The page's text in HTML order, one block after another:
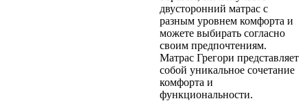
двусторонний матрас с
разным уровнем комфорта и
можете выбирать согласно
своим предпочтениям.
Матрас Грегори представляет
собой уникальное сочетание
комфорта и
функциональности.